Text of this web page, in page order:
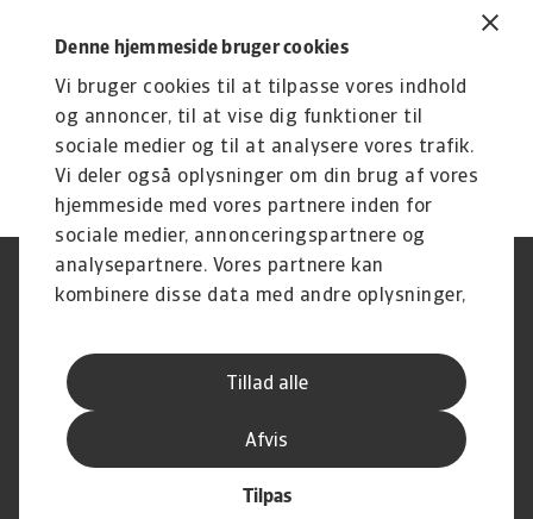
Denne hjemmeside bruger cookies
Vi bruger cookies til at tilpasse vores indhold
og annoncer, til at vise dig funktioner til
sociale medier og til at analysere vores trafik.
Vi deler også oplysninger om din brug af vores
hjemmeside med vores partnere inden for
sociale medier, annonceringspartnere og
analysepartnere. Vores partnere kan
kombinere disse data med andre oplysninger,
fra din brug af deres tjenester.
Tillad alle
Tilpas
Afvis
Legal Notice
Privatlivspolitik
Driftstatus
Databeskyttelsesforordningen
Whistleblowing
Klagemulighed